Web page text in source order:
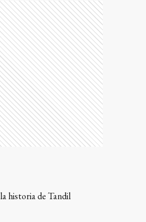
historia de Tandil